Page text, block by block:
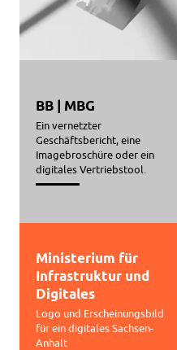
BB | MBG
Ein vernetzter
Geschäftsbericht, eine
Imagebroschüre oder ein
digitales Vertriebstool.
Ministerium für
Infrastruktur und
Digitales
Logo und Erscheinungsbild
für ein digitales Sachsen-
Anhalt